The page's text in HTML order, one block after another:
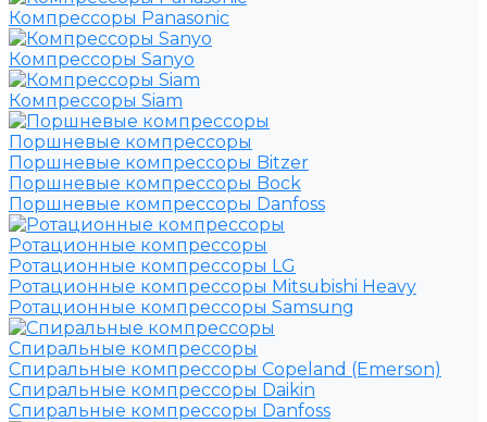
Компрессоры Panasonic
Компрессоры Sanyo
Компрессоры Siam
Поршневые компрессоры
Поршневые компрессоры Bitzer
Поршневые компрессоры Bock
Поршневые компрессоры Danfoss
Ротационные компрессоры
Ротационные компрессоры LG
Ротационные компрессоры Mitsubishi Heavy
Ротационные компрессоры Samsung
Спиральные компрессоры
Спиральные компрессоры Copeland (Emerson)
Спиральные компрессоры Daikin
Спиральные компрессоры Danfoss